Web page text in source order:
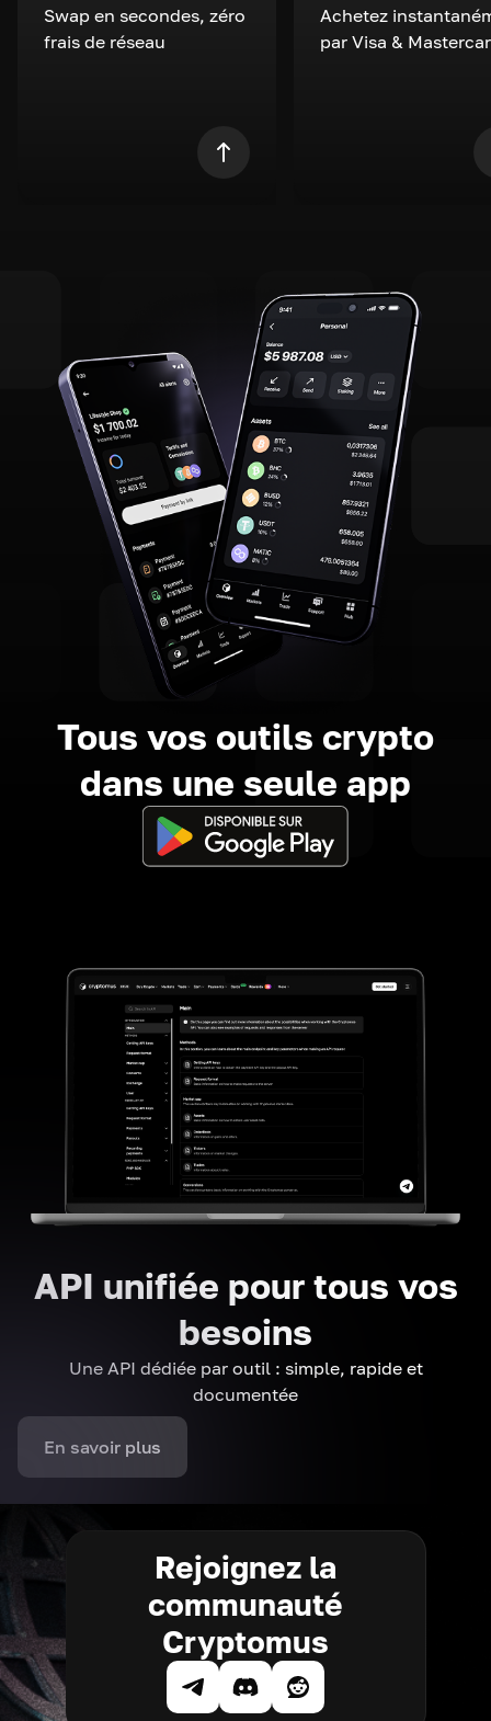
Swap en secondes, zéro
frais de réseau
Achetez
par Visa &
Tous vos outils crypto
dans une seule app
API unifiée pour tous vos
besoins
Une API dédiée par outil : simple, rapide et
documentée
En savoir plus
Rejoignez la
communauté
Cryptomus